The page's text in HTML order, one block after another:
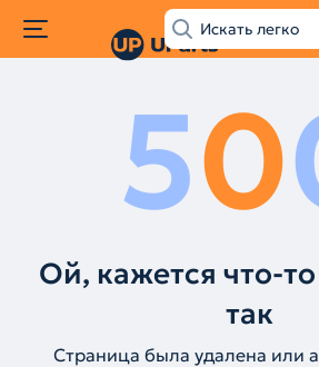
50
Ой, кажется что-
так
Страница была удалена или